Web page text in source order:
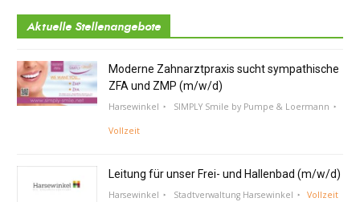
Aktuelle Stellenangebote
Moderne Zahnarztpraxis sucht sympathische
ZFA und ZMP (m/w/d)
Harsewinkel SIMPLY Smile by Pumpe & Loermann
Vollzeit
Leitung für unser Frei- und Hallenbad (m/w/d)
Harsewinkel Stadtverwaltung Harsewinkel Vollzeit